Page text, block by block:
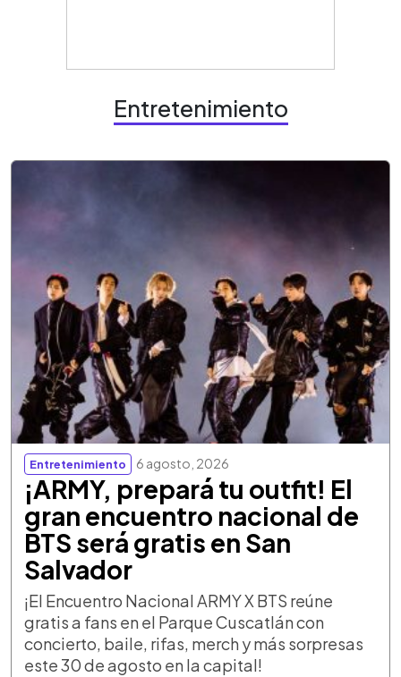
Entretenimiento
Entretenimiento 6 agosto, 2026
¡ARMY, prepará tu outfit! El
gran encuentro nacional de
BTS será gratis en San
Salvador
¡El Encuentro Nacional ARMY X BTS reúne
gratis a fans en el Parque Cuscatlán con
concierto, baile, rifas, merch y más sorpresas
este 30 de agosto en la capital!